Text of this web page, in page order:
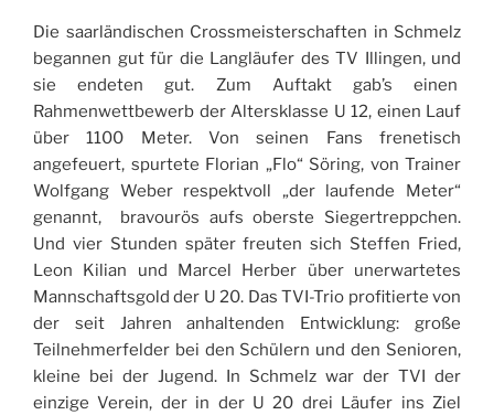
Die saarländischen Crossmeisterschaften in Schmelz
begannen gut für die Langläufer des TV Illingen, und
sie endeten gut. Zum Auftakt gab’s einen
Rahmenwettbewerb der Altersklasse U 12, einen Lauf
über 1100 Meter. Von seinen Fans frenetisch
angefeuert, spurtete Florian „Flo“ Söring, von Trainer
Wolfgang Weber respektvoll „der laufende Meter“
genannt, bravourös aufs oberste Siegertreppchen.
Und vier Stunden später freuten sich Steffen Fried,
Leon Kilian und Marcel Herber über unerwartetes
Mannschaftsgold der U 20. Das TVI-Trio profitierte von
der seit Jahren anhaltenden Entwicklung: große
Teilnehmerfelder bei den Schülern und den Senioren,
kleine bei der Jugend. In Schmelz war der TVI der
einzige Verein, der in der U 20 drei Läufer ins Ziel